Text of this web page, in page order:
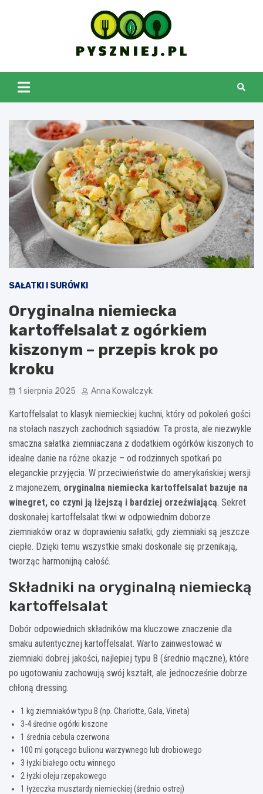
pyszniej.pl
SAŁATKI I SURÓWKI
Oryginalna niemiecka
kartoffelsalat z ogórkiem
kiszonym – przepis krok po
kroku
1 sierpnia 2025 Anna Kowalczyk
Kartoffelsalat to klasyk niemieckiej kuchni, który od pokoleń gości
na stołach naszych zachodnich sąsiadów. Ta prosta, ale niezwykle
smaczna sałatka ziemniaczana z dodatkiem ogórków kiszonych to
idealne danie na różne okazje – od rodzinnych spotkań po
eleganckie przyjęcia. W przeciwieństwie do amerykańskiej wersji
z majonezem, oryginalna niemiecka kartoffelsalat bazuje na
winegret, co czyni ją lżejszą i bardziej orzeźwiającą. Sekret
doskonałej kartoffelsalat tkwi w odpowiednim doborze
ziemniaków oraz w doprawieniu sałatki, gdy ziemniaki są jeszcze
ciepłe. Dzięki temu wszystkie smaki doskonale się przenikają,
tworząc harmonijną całość.
Składniki na oryginalną niemiecką
kartoffelsalat
Dobór odpowiednich składników ma kluczowe znaczenie dla
smaku autentycznej kartoffelsalat. Warto zainwestować w
ziemniaki dobrej jakości, najlepiej typu B (średnio mączne), które
po ugotowaniu zachowują swój kształt, ale jednocześnie dobrze
chłoną dressing.
1 kg ziemniaków typu B (np. Charlotte, Gala, Vineta)
3-4 średnie ogórki kiszone
1 średnia cebula czerwona
100 ml gorącego bulionu warzywnego lub drobiowego
3 łyżki białego octu winnego
2 łyżki oleju rzepakowego
1 łyżeczka musztardy niemieckiej (średnio ostrej)